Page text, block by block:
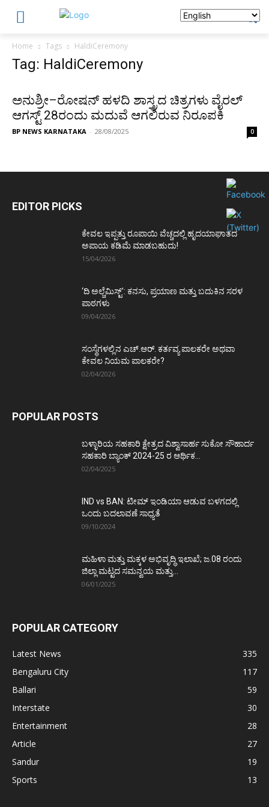
Home Tags HaldiCeremony
Tag: HaldiCeremony
ಅನುಶ್ರೀ–ರೋಷನ್ ಹಳದಿ ಶಾಸ್ತ್ರದ ಚಿತ್ರಗಳು ವೈರಲ್
ಆಗಸ್ಟ್ 28ರಂದು ಮದುವೆ ಆಗಲಿರುವ ನಿರೂಪಕಿ
BP NEWS KARNATAKA - 28/08/2025 0
EDITOR PICKS
ಕೇವಲ ಇಪ್ಪತ್ತು ರೂಪಾಯಿ ವೆಚ್ಚದಲ್ಲಿ ಹೃದಯಾಘಾತದ
ಅಪಾಯ ಕಡಿಮೆ ಮಾಡಬಹುದು!
15/04/2026
‘ದಿ ಅಲ್ಚೆಮಿಸ್ಟ್’: ಕನಸು, ಪ್ರಯಾಣ ಮತ್ತು ಬದುಕಿನ ಸರಳ
ಪಾಠಗಳು
09/04/2026
ಸಂಸ್ಥೆಗಳಲ್ಲಿನ ಎಚ್.ಆರ್. ಕರ್ತವ್ಯ ಪಾಲಕರೇ ಅಥವಾ
ಕೇವಲ ನಿಯಮ ಪಾಲಕರೇ?
02/04/2026
POPULAR POSTS
ಬಳ್ಳಾರಿಯ ಸಹಕಾರಿ ಕ್ಷೇತ್ರದ ವಿಶ್ವಾಸಾರ್ಹ ಸುಕೋ ಸೌಹಾರ್ದ
ಸಹಕಾರಿ ಬ್ಯಾಂಕ್ 2024-25 ರ ಆರ್ಥಿಕ...
02/04/2025
IND vs BAN: ಟೀಮ್ ಇಂಡಿಯಾ ಆಡುವ ಬಳಗದಲ್ಲಿ
ಒಂದು ಬದಲಾವಣೆ ಸಾಧ್ಯತೆ
09/10/2024
ಮಹಿಳಾ ಮತ್ತು ಮಕ್ಕಳ ಅಭಿವೃದ್ಧಿ ಇಲಾಖೆ; ಜ.08 ರಂದು
ಜಿಲ್ಲಾ ಮಟ್ಟದ ಸಮನ್ವಯ ಮತ್ತು...
06/01/2025
POPULAR CATEGORY
Latest News
335
Bengaluru City
117
Ballari
59
Interstate
30
Entertainment
28
Article
27
Sandur
19
Sports
13